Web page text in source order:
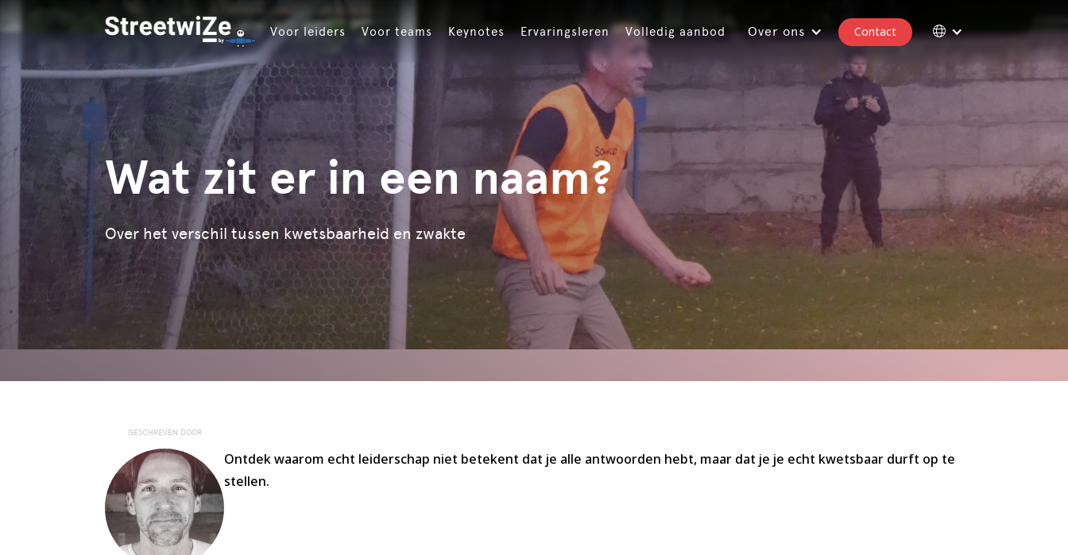
Voor leiders Voor teams Keynotes Ervaringsleren Volledig aanbod Over ons Contact
Wat zit er in een naam?
Over het verschil tussen kwetsbaarheid en zwakte
GESCHREVEN DOOR
Ontdek waarom echt leiderschap niet betekent dat je alle antwoorden hebt, maar dat je je echt kwetsbaar durft op te
stellen.